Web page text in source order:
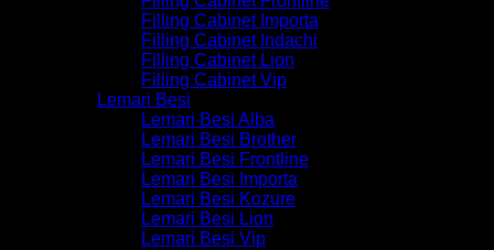
Filling Cabinet Importa
Filling Cabinet Indachi
Filling Cabinet Lion
Filling Cabinet Vip
Lemari Besi
Lemari Besi Alba
Lemari Besi Brother
Lemari Besi Frontline
Lemari Besi Importa
Lemari Besi Kozure
Lemari Besi Lion
Lemari Besi Vip